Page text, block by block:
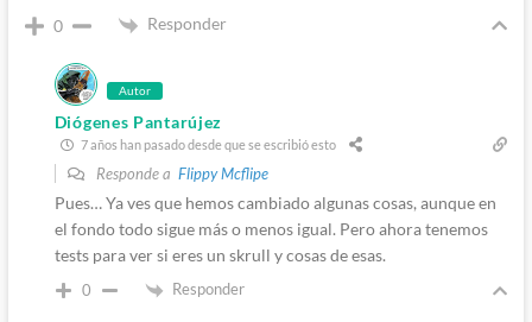
0 Responder
Autor
Diógenes Pantarújez
7 años han pasado desde que se escribió esto
Responde a Flippy Mcflipe
Pues… Ya ves que hemos cambiado algunas cosas, aunque en
el fondo todo sigue más o menos igual. Pero ahora tenemos
tests para ver si eres un skrull y cosas de esas.
0 Responder